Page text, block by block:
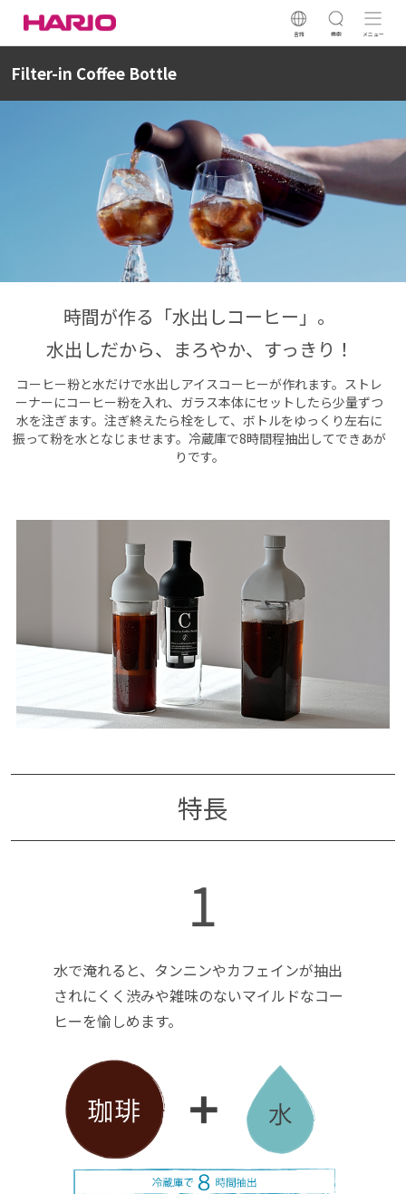
言語 検索 メニュー
Filter-in Coffee Bottle
時間が作る「水出しコーヒー」。
水出しだから、まろやか、すっきり！
コーヒー粉と水だけで水出しアイスコーヒーが作れます。ストレ
ーナーにコーヒー粉を入れ、ガラス本体にセットしたら少量ずつ
水を注ぎます。注ぎ終えたら栓をして、ボトルをゆっくり左右に
振って粉を水となじませます。冷蔵庫で8時間程抽出してできあが
りです。
特長
1
水で淹れると、タンニンやカフェインが抽出
されにくく渋みや雑味のないマイルドなコー
ヒーを愉しめます。